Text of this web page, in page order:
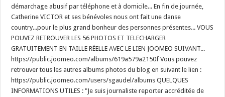
démarchage abusif par téléphone et à domicile... En fin de journée,
Catherine VICTOR et ses bénévoles nous ont fait une danse
country...pour le plus grand bonheur des personnes présentes... VOUS
POUVEZ RETROUVER LES 56 PHOTOS ET TELECHARGER
GRATUITEMENT EN TAILLE RÉELLE AVEC LE LIEN JOOMEO SUIVANT...
https://public.joomeo.com/albums/619a579a2150f Vous pouvez
retrouver tous les autres albums photos du blog en suivant le lien :
https://public.joomeo.com/users/sgaudel/albums QUELQUES
INFORMATIONS UTILES : "Je suis journaliste reporter accréditée de